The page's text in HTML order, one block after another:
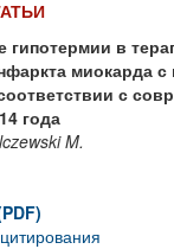
гипотермии в
миокарда
с
года
M.